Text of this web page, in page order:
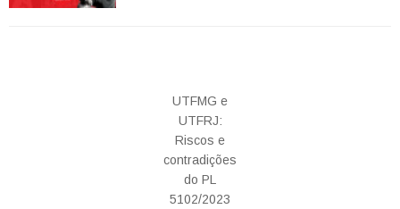
UTFMG e
UTFRJ:
Riscos e
contradições
do PL
5102/2023